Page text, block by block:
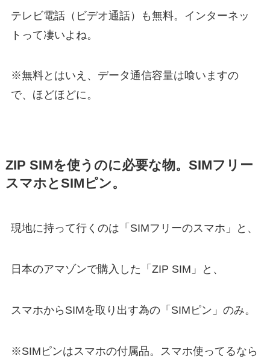
テレビ電話（ビデオ通話）も無料。インターネッ
トって凄いよね。
※無料とはいえ、データ通信容量は喰いますの
で、ほどほどに。
ZIP SIMを使うのに必要な物。SIMフリー
スマホとSIMピン。
現地に持って行くのは「SIMフリーのスマホ」と、
日本のアマゾンで購入した「ZIP SIM」と、
スマホからSIMを取り出す為の「SIMピン」のみ。
※SIMピンはスマホの付属品。スマホ使ってるなら